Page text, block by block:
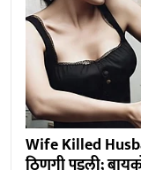
Wife Killed